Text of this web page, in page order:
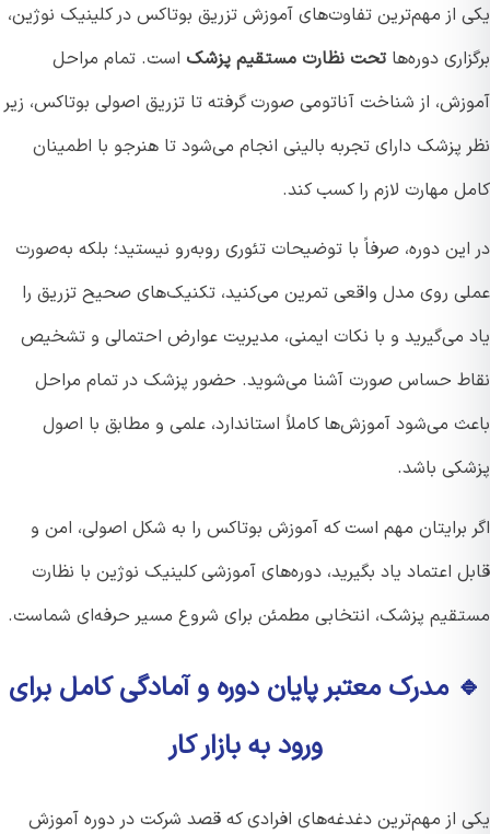
از مهم‌ترین تفاوت‌های آموزش تزریق بوتاکس در کلینیک نوژین،
دوره‌هاتحت نظارت مستقیم پزشکاست. تمام مراحل
از شناخت آناتومی صورت گرفته تا تزریق اصولی بوتاکس، زیر
پزشک دارای تجربه بالینی انجام می‌شود تا هنرجو با اطمینان
مهارت لازم را کسب کند.
دوره، صرفاً با توضیحات تئوری روبه‌رو نیستید؛ بلکه به‌صورت
روی مدل واقعی تمرین می‌کنید، تکنیک‌های صحیح تزریق را
می‌گیرید و با نکات ایمنی، مدیریت عوارض احتمالی و تشخیص
حساس صورت آشنا می‌شوید. حضور پزشک در تمام مراحل
می‌شود آموزش‌ها کاملاً استاندارد، علمی و مطابق با اصول
باشد.
برایتان مهم است که آموزش بوتاکس را به شکل اصولی، امن و
اعتماد یاد بگیرید، دوره‌های آموزشی کلینیک نوژین با نظارت
پزشک، انتخابی مطمئن برای شروع مسیر حرفه‌ای شماست.
مدرک معتبر پایان دوره و آمادگی کامل برای
ورود به بازار کار
از مهم‌ترین دغدغه‌های افرادی که قصد شرکت در دوره آموزش